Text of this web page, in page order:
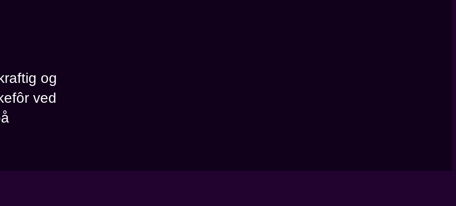
og
ved